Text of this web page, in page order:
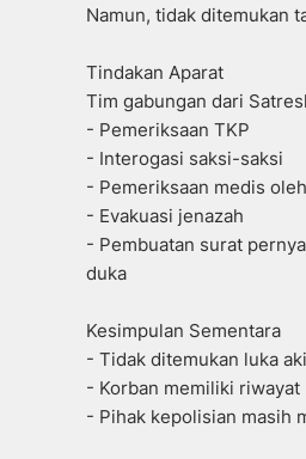
Namun, tidak ditemukan
Tindakan Aparat
Tim gabungan dari
- Pemeriksaan TKP
- Interogasi saksi-saksi
- Pemeriksaan medis
- Evakuasi jenazah
- Pembuatan surat
duka
Kesimpulan Sementara
- Tidak ditemukan luka
- Korban memiliki
- Pihak kepolisian masih